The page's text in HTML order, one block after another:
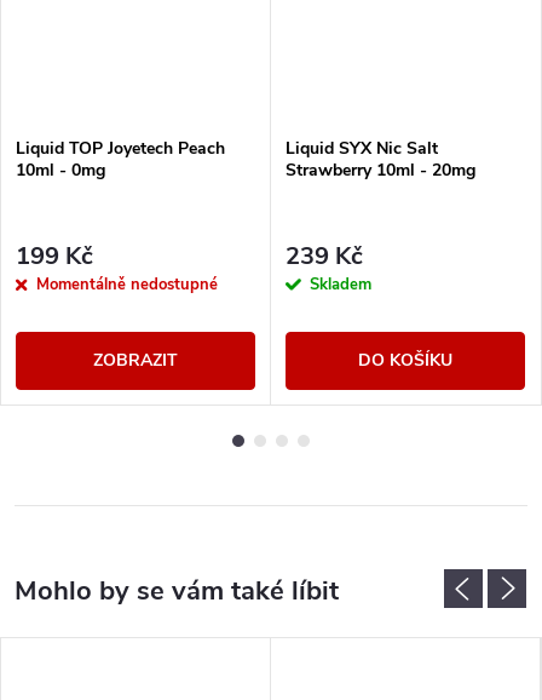
Liquid TOP Joyetech Peach
10ml - 0mg
199 Kč
Momentálně nedostupné
ZOBRAZIT
Liquid SYX Nic Salt
Strawberry 10ml - 20mg
239 Kč
Skladem
DO KOŠÍKU